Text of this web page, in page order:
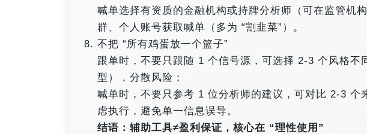
喊单选择有资质的金融机构或持牌分析师（可在监管机
群、个人账号获取喊单（多为 “割韭菜”）。​
不把 “所有鸡蛋放一个篮子”​
跟单时，不要只跟随 1 个信号源，可选择 2-3 个风格不
型），分散风险；​
喊单时，不要只参考 1 位分析师的建议，可对比 2-3 个
虑执行，避免单一信息误导。​
结语：辅助工具≠盈利保证，核心在 “理性使用”​